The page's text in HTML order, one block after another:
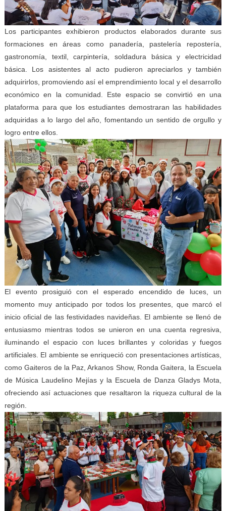
Los participantes exhibieron productos elaborados durante sus
formaciones en áreas como panadería, pastelería repostería,
gastronomía, textil, carpintería, soldadura básica y electricidad
básica. Los asistentes al acto pudieron apreciarlos y también
adquirirlos, promoviendo así el emprendimiento local y el desarrollo
económico en la comunidad. Este espacio se convirtió en una
plataforma para que los estudiantes demostraran las habilidades
adquiridas a lo largo del año, fomentando un sentido de orgullo y
logro entre ellos.
El evento prosiguió con el esperado encendido de luces, un
momento muy anticipado por todos los presentes, que marcó el
inicio oficial de las festividades navideñas. El ambiente se llenó de
entusiasmo mientras todos se unieron en una cuenta regresiva,
iluminando el espacio con luces brillantes y coloridas y fuegos
artificiales. El ambiente se enriqueció con presentaciones artísticas,
como Gaiteros de la Paz, Arkanos Show, Ronda Gaitera, la Escuela
de Música Laudelino Mejías y la Escuela de Danza Gladys Mota,
ofreciendo así actuaciones que resaltaron la riqueza cultural de la
región.